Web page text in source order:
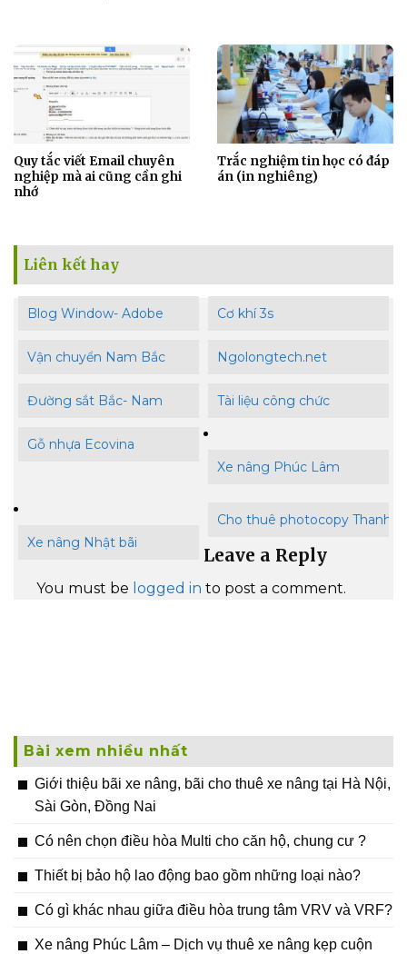
Quy tắc viết Email chuyên
nghiệp mà ai cũng cần ghi
nhớ
Trắc nghiệm tin học có đáp
án (in nghiêng)
Liên kết hay
Blog Window- Adobe Cơ khí 3s
Vận chuyển Nam Bắc Ngolongtech.net
Đường sắt Bắc- Nam Tài liệu công chức
Gỗ nhựa Ecovina
Xe nâng Phúc Lâm
Xe nâng Nhật bãi
Cho thuê photocopy Thanh
Leave a Reply
You must be logged in to post a comment.
Bài xem nhiều nhất
Giới thiệu bãi xe nâng, bãi cho thuê xe nâng tại Hà Nội,
Sài Gòn, Đồng Nai
Có nên chọn điều hòa Multi cho căn hộ, chung cư ?
Thiết bị bảo hộ lao động bao gồm những loại nào?
Có gì khác nhau giữa điều hòa trung tâm VRV và VRF?
Xe nâng Phúc Lâm – Dịch vụ thuê xe nâng kẹp cuộn